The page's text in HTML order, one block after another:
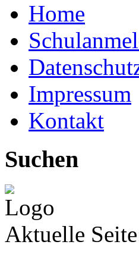
Home
Impressum
Kontakt
Suchen
Aktuelle